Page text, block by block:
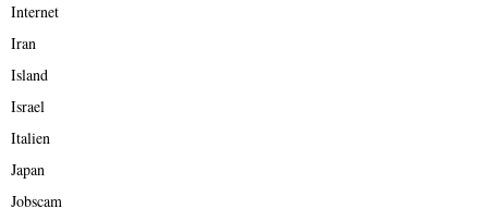
Internet
Iran
Island
Israel
Italien
Japan
Jobscam